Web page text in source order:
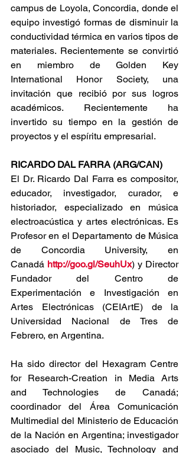
campus de Loyola, Concordia, donde el
equipo investigó formas de disminuir la
conductividad térmica en varios tipos de
materiales. Recientemente se convirtió
en miembro de Golden Key
International Honor Society, una
invitación que recibió por sus logros
académicos. Recientemente ha
invertido su tiempo en la gestión de
proyectos y el espíritu empresarial.
RICARDO DAL FARRA (ARG/CAN)
El Dr. Ricardo Dal Farra es compositor,
educador, investigador, curador, e
historiador, especializado en música
electroacústica y artes electrónicas. Es
Profesor en el Departamento de Música
de Concordia University, en
Canadá http://goo.gl/SeuhUx) y Director
Fundador del Centro de
Experimentación e Investigación en
Artes Electrónicas (CEIArtE) de la
Universidad Nacional de Tres de
Febrero, en Argentina.
Ha sido director del Hexagram Centre
for Research-Creation in Media Arts
and Technologies de Canadá;
coordinador del Área Comunicación
Multimedial del Ministerio de Educación
de la Nación en Argentina; investigador
asociado del Music, Technology and